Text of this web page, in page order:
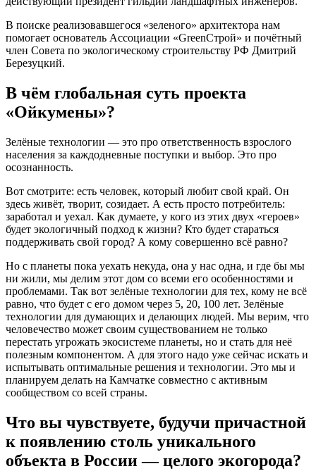
В поиске реализовавшегося «зеленого» архитектора нам
помогает основатель Ассоциации «GreenСтрой» и почётный
член Совета по экологическому строительству РФ Дмитрий
Березуцкий.
В чём глобальная суть проекта
«Ойкумены»?
Зелёные технологии — это про ответственность взрослого
населения за каждодневные поступки и выбор. Это про
осознанность.
Вот смотрите: есть человек, который любит свой край. Он
здесь живёт, творит, созидает. А есть просто потребитель:
заработал и уехал. Как думаете, у кого из этих двух «героев»
будет экологичный подход к жизни? Кто будет стараться
поддерживать свой город? А кому совершенно всё равно?
Но с планеты пока уехать некуда, она у нас одна, и где бы мы
ни жили, мы делим этот дом со всеми его особенностями и
проблемами. Так вот зелёные технологии для тех, кому не всё
равно, что будет с его домом через 5, 20, 100 лет. Зелёные
технологии для думающих и делающих людей. Мы верим, что
человечество может своим существованием не только
перестать угрожать экосистеме планеты, но и стать для неё
полезным компонентом. А для этого надо уже сейчас искать и
испытывать оптимальные решения и технологии. Это мы и
планируем делать на Камчатке совместно с активным
сообществом со всей страны.
Что вы чувствуете, будучи причастной
к появлению столь уникального
объекта в России — целого экогорода?